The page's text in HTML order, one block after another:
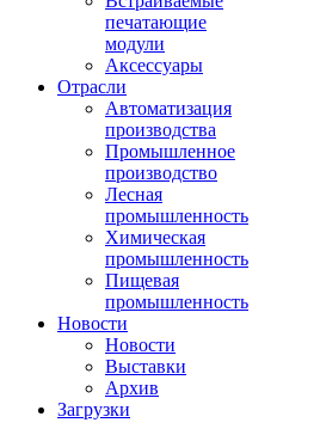
печатающие
модули
Аксессуары
Отрасли
Автоматизация
производства
Промышленное
производство
Лесная
промышленность
Химическая
промышленность
Пищевая
промышленность
Новости
Новости
Выставки
Архив
Загрузки